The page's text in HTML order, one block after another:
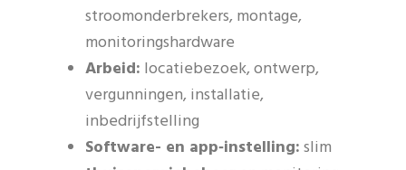
stroomonderbrekers, montage,
monitoringshardware
Arbeid: locatiebezoek, ontwerp,
vergunningen, installatie,
inbedrijfstelling
Software- en app‑instelling:slim